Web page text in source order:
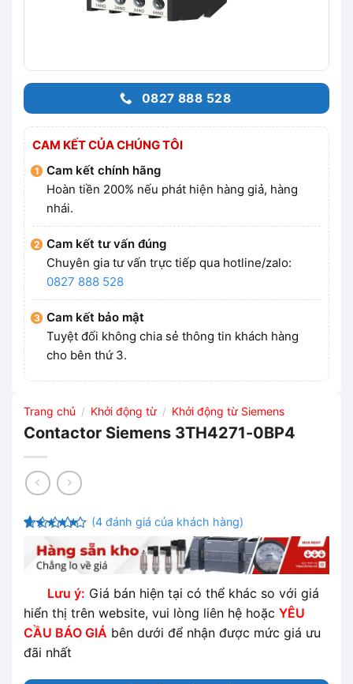
0827 888 528
CAM KẾT CỦA CHÚNG TÔI
Cam kết chính hãng
Hoàn tiền 200% nếu phát hiện hàng giả, hàng
nhái.
Cam kết tư vấn đúng
Chuyên gia tư vấn trực tiếp qua hotline/zalo:
0827 888 528
Cam kết bảo mật
Tuyệt đối không chia sẻ thông tin khách hàng
cho bên thứ 3.
Trang chủ / Khởi động từ / Khởi động từ Siemens
Contactor Siemens 3TH4271-0BP4
4.75trên
5 dựa trên
đánh giá
(4đánh giá của khách hàng)
Lưu ý: Giá bán hiện tại có thể khác so với giá
hiển thị trên website, vui lòng liên hệ hoặc YÊU
CẦU BÁO GIÁ bên dưới để nhận được mức giá ưu
đãi nhất